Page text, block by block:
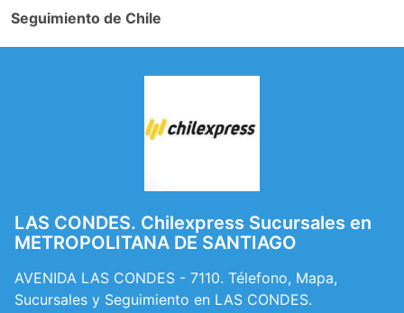
Seguimiento de Chile
LAS CONDES. Chilexpress Sucursales en
METROPOLITANA DE SANTIAGO
AVENIDA LAS CONDES - 7110. Télefono, Mapa,
Sucursales y Seguimiento en LAS CONDES.